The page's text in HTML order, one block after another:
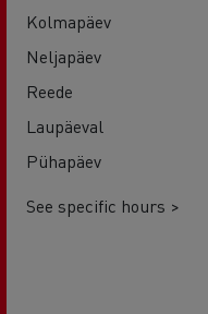
Kolmapäev
Neljapäev
Reede
Laupäeval
Pühapäev
See specific hours >